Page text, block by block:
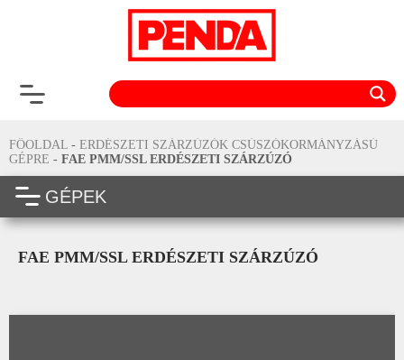
FŐOLDAL - ERDÉSZETI SZÁRZÚZÓK CSÚSZÓKORMÁNYZÁSÚ
GÉPRE - FAE PMM/SSL ERDÉSZETI SZÁRZÚZÓ
GÉPEK
FAE PMM/SSL ERDÉSZETI SZÁRZÚZÓ